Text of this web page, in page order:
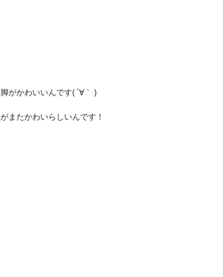
がかわいいんです( ´∀｀ )
またかわいらしいんです！